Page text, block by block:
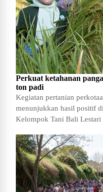
Perkuat ketahanan
ton padi
Kegiatan pertanian
menunjukkan hasil positif
Kelompok Tani Bali Lestari